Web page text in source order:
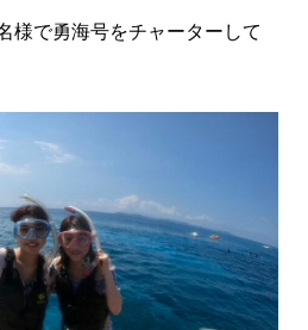
様で勇海号をチャーターして